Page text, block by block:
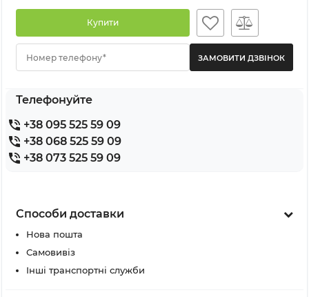
Купити
Номер телефону*
Телефонуйте
+38 095 525 59 09
+38 068 525 59 09
+38 073 525 59 09
Способи доставки
Нова пошта
Самовивіз
Інші транспортні служби